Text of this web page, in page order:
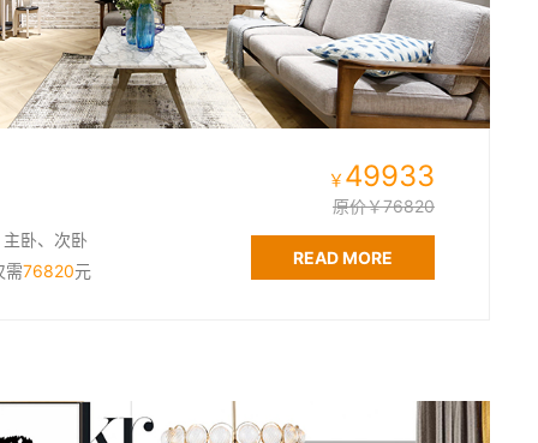
卧、次卧
需76820元
￥ 49933
原价￥76820
READ MORE